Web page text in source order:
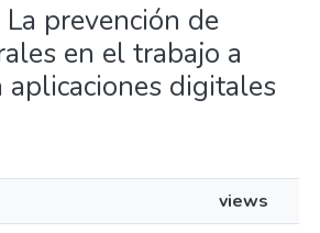
prevención de
en el trabajo a
aplicaciones digitales
views